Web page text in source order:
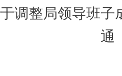
调整局领导班子
通